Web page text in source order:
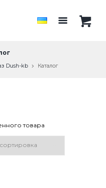
Dush-kb Каталог
товара